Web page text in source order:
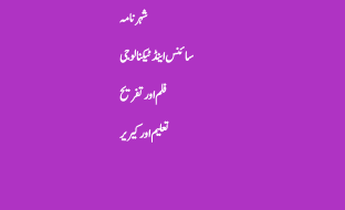
شہرنامہ
سائنس اینڈ ٹیکنالوجی
فلم اور تفریح
تعلیم اور کیریر